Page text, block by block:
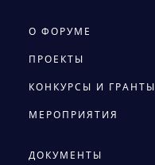
О ФОРУМЕ
ПРОЕКТЫ
КОНКУРСЫ И ГРАНТЫ
МЕРОПРИЯТИЯ
ДОКУМЕНТЫ